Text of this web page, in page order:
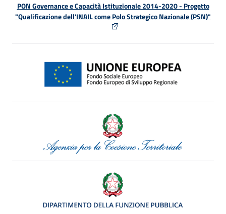
PON Governance e Capacità Istituzionale 2014-2020 - Progetto
"Qualificazione dell'INAIL come Polo Strategico Nazionale (PSN)"